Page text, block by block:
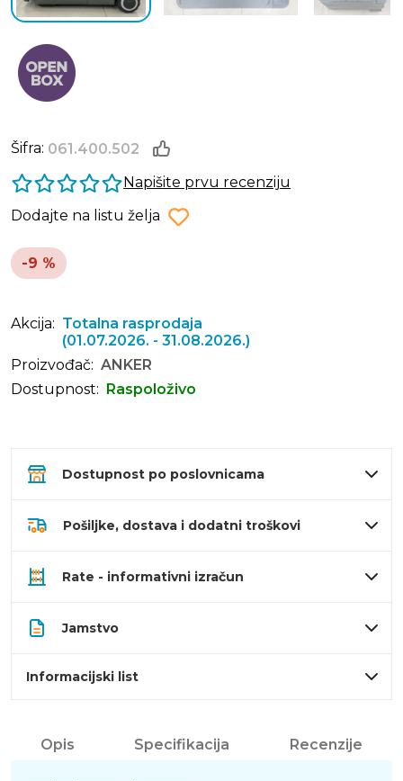
Šifra: 061.400.502
Napišite prvu recenziju
Dodajte na listu želja
-9 %
Akcija: Totalna rasprodaja
(01.07.2026. - 31.08.2026.)
Proizvođač: ANKER
Dostupnost:
Raspoloživo
Dostupnost po poslovnicama
Pošiljke, dostava i dodatni troškovi
Rate - informativni izračun
Jamstvo
Informacijski list
Opis Specifikacija Recenzije